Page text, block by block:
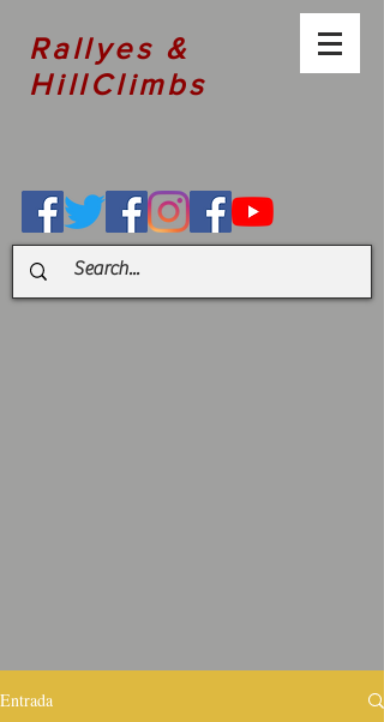
Rallyes &
HillClimbs
Entrada